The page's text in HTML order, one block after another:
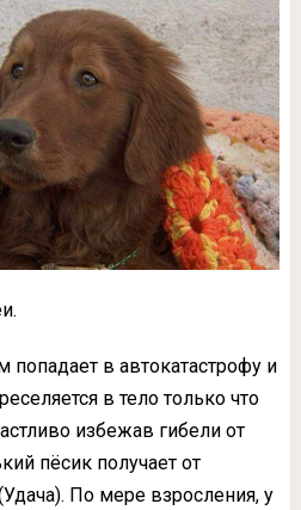
в автокатастрофу и
в тело только что
избежав гибели от
пёсик получает от
По мере взросления, у